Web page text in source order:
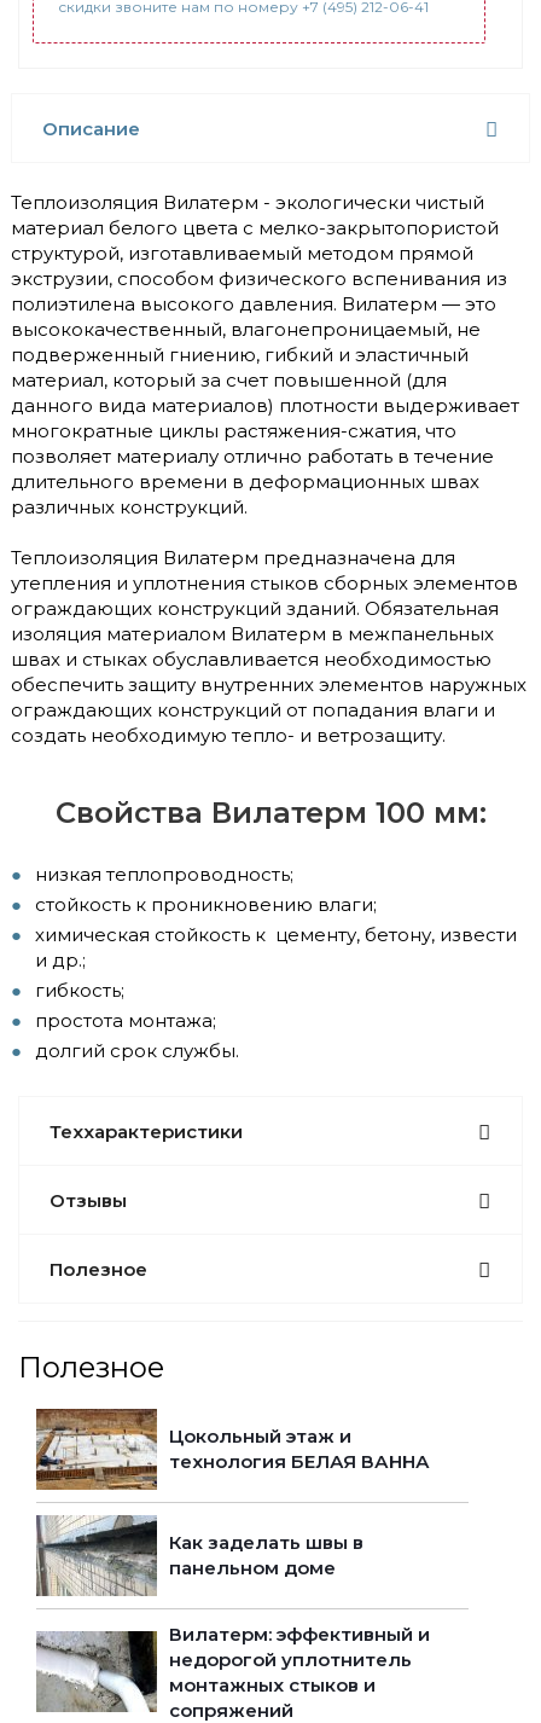
скидки звоните нам по номеру +7 (495) 212-06-41
Описание
Теплоизоляция Вилатерм - экологически чистый
материал белого цвета с мелко-закрытопористой
структурой, изготавливаемый методом прямой
экструзии, способом физического вспенивания из
полиэтилена высокого давления. Вилатерм — это
высококачественный, влагонепроницаемый, не
подверженный гниению, гибкий и эластичный
материал, который за счет повышенной (для
данного вида материалов) плотности выдерживает
многократные циклы растяжения-сжатия, что
позволяет материалу отлично работать в течение
длительного времени в деформационных швах
различных конструкций.
Теплоизоляция Вилатерм предназначена для
утепления и уплотнения стыков сборных элементов
ограждающих конструкций зданий. Обязательная
изоляция материалом Вилатерм в межпанельных
швах и стыках обуславливается необходимостью
обеспечить защиту внутренних элементов наружных
ограждающих конструкций от попадания влаги и
создать необходимую тепло- и ветрозащиту.
Свойства Вилатерм 100 мм:
низкая теплопроводность;
стойкость к проникновению влаги;
химическая стойкость к цементу, бетону, извести
и др.;
гибкость;
простота монтажа;
долгий срок службы.
Теххарактеристики
Отзывы
Полезное
Полезное
Цокольный этаж и
технология БЕЛАЯ ВАННА
Как заделать швы в
панельном доме
Вилатерм: эффективный и
недорогой уплотнитель
монтажных стыков и
сопряжений